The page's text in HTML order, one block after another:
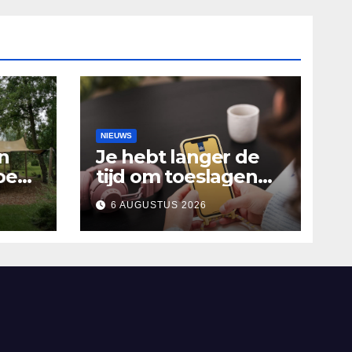
NIEUWS
Je hebt langer de
tijd om toeslagen
aan te vragen over
2025
6 AUGUSTUS 2026